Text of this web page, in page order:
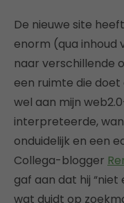
De nieuwe site
enorm (qua inhoud
naar verschillende
een ruimte die doet
wel aan mijn
interpreteerde,
onduidelijk en een
Collega-blogger
gaf aan dat hij
wat duidt op